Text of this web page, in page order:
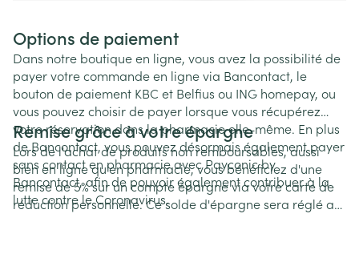
vous pouvez également utiliser l'application « la
pharmacie dans la poche ». Vous pouvez télécharger
cette application gratuitement et passer une commande
de cette façon. Nous vous informerons également dès
que votre commande sera disponible.
Options de paiement
Dans notre boutique en ligne, vous avez la possibilité de
payer votre commande en ligne via Bancontact, le
bouton de paiement KBC et Belfius ou ING homepay, ou
vous pouvez choisir de payer lorsque vous récupérez
votre réservation dans la pharmacie elle-même. En plus
de Bancontact, vous pouvez désormais également payer
sans contact en pharmacie avec Payconic by
Bancontact, afin de pouvoir également contribuer à la
lutte contre le Coronavirus.
Remise grâce à votre épargne
Lors de l'achat de produits non remboursables, aussi
bien en ligne qu'en pharmacie, vous bénéficiez d'une
remise de 5% sur un compte épargne via votre carte de
réduction personnelle. Ce solde d'épargne sera réglé au